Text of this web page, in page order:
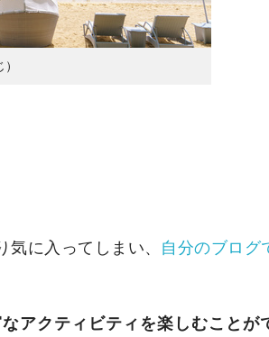
に入ってしまい、 自分のブログ
アクティビティを楽しむことが